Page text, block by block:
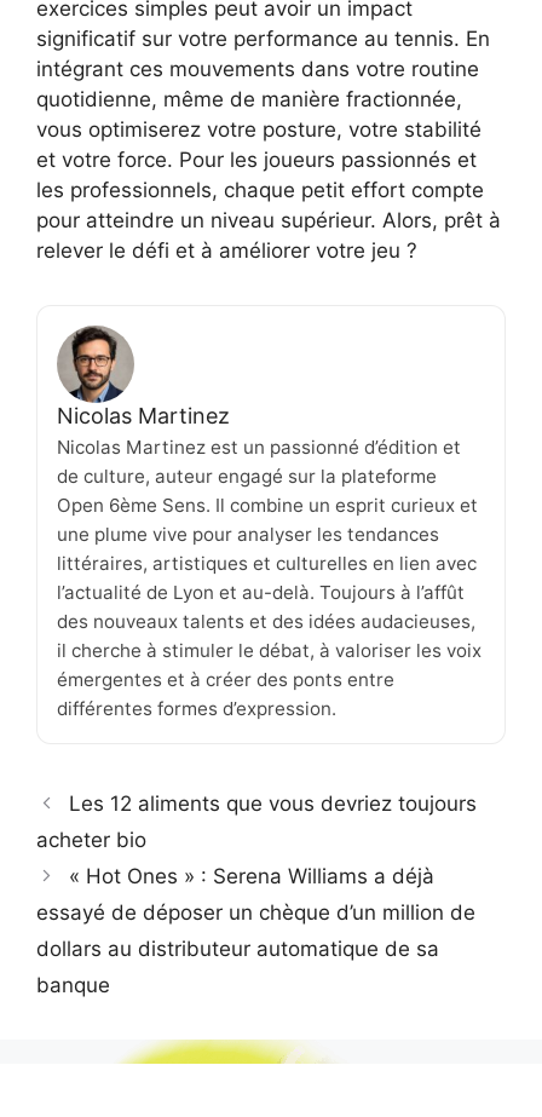
exercices simples peut avoir un impact
significatif sur votre performance au tennis. En
intégrant ces mouvements dans votre routine
quotidienne, même de manière fractionnée,
vous optimiserez votre posture, votre stabilité
et votre force. Pour les joueurs passionnés et
les professionnels, chaque petit effort compte
pour atteindre un niveau supérieur. Alors, prêt à
relever le défi et à améliorer votre jeu ?
Nicolas Martinez
Nicolas Martinez est un passionné d’édition et
de culture, auteur engagé sur la plateforme
Open 6ème Sens. Il combine un esprit curieux et
une plume vive pour analyser les tendances
littéraires, artistiques et culturelles en lien avec
l’actualité de Lyon et au-delà. Toujours à l’affût
des nouveaux talents et des idées audacieuses,
il cherche à stimuler le débat, à valoriser les voix
émergentes et à créer des ponts entre
différentes formes d’expression.
Les 12 aliments que vous devriez toujours
acheter bio
« Hot Ones » : Serena Williams a déjà
essayé de déposer un chèque d’un million de
dollars au distributeur automatique de sa
banque